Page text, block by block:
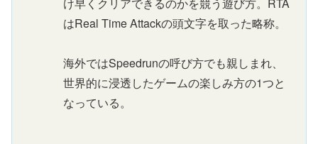
はReal Time Attackの頭文字を取った略称。
海外ではSpeedrunの呼び方でも親しまれ、
世界的に浸透したゲームの楽しみ方の1つと
なっている。